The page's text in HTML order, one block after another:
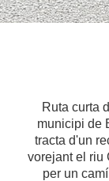
Ruta curta
municipi de
tracta d'un
vorejant el riu
per un